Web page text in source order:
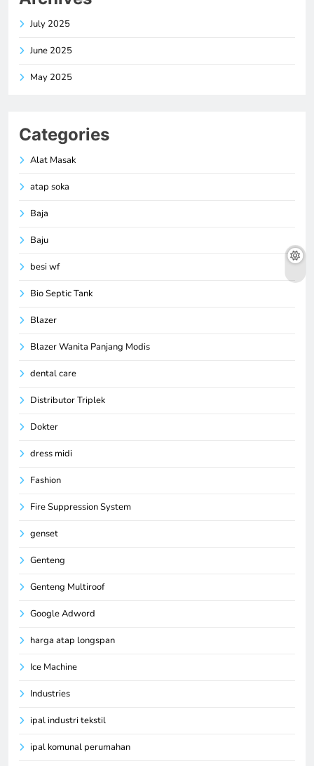
July 2025
June 2025
May 2025
Categories
Alat Masak
atap soka
Baja
Baju
besi wf
Bio Septic Tank
Blazer
Blazer Wanita Panjang Modis
dental care
Distributor Triplek
Dokter
dress midi
Fashion
Fire Suppression System
genset
Genteng
Genteng Multiroof
Google Adword
harga atap longspan
Ice Machine
Industries
ipal industri tekstil
ipal komunal perumahan